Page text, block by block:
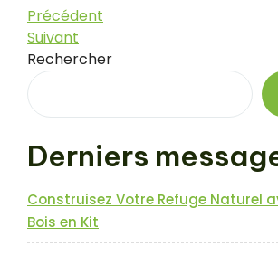
Navigation
de
l’article
Article
précédent
Précédent
Article
suivant
Suivant
Rechercher
Derniers
Construisez Votre Refuge Naturel
Bois en Kit